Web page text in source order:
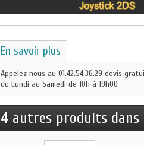
En savoir plus
Appelez nous au 01.42.54.36.29 devis
du Lundi au Samedi de 10h à 19h00
4 autres produits dans